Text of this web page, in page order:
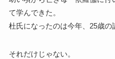
て学んできた。
杜氏になったのは今年、25歳の
それだけじゃない。